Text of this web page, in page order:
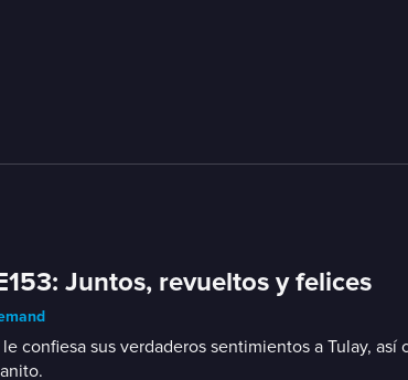
Juntos, revueltos y felices
confiesa sus verdaderos sentimientos a Tulay,